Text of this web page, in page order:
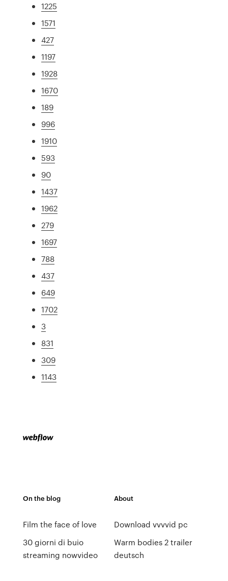
1225
1571
427
1197
1928
1670
189
996
1910
593
90
1437
1962
279
1697
788
437
649
1702
3
831
309
1143
On the blog
Film the face of love
30 giorni di buio
streaming nowvideo
About
Download vvvvid pc
Warm bodies 2 trailer
deutsch